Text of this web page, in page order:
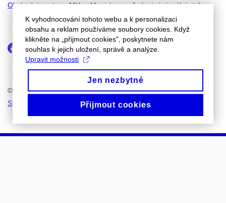
Obchodní centrum MU Munishop Jednotný vizuální styl
© 2026Masarykova univerzita
Správce webu
Prohlášení o přístupnosti Cookies
Facebook
Instagram
Youtube
LinkedIn
e-
Přidat
kalendáře
kalendáře
K vyhodnocování tohoto webu a k personalizaci
obsahu a reklam používáme soubory cookies. Když
klikněte na „přijmout cookies", poskytnete nám
souhlas k jejich uložení, správě a analýze.
Upravit možnosti
Jen nezbytné
Přijmout cookies